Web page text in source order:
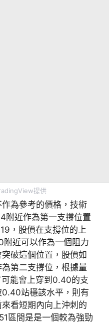
提供
為參考的價格，技術
附近作為第一支撐位置
，股價在支撐位的上
近可以作為一個阻力
破這個位置，股價如
第二支撐位，根據量
能會上穿到0.40的支
站穩該水平，則有
看短期內向上沖刺的
區間是是一個較為強勁